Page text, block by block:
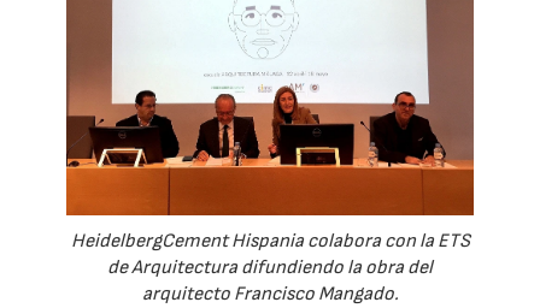
HeidelbergCement Hispania colabora con la ETS
de Arquitectura difundiendo la obra del
arquitecto Francisco Mangado.